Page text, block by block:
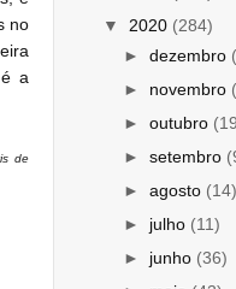
no
a
de
▼ 2020 (284)
► dezembro
► novembro
► outubro
► setembro
► agosto (14)
► julho (11)
► junho (36)